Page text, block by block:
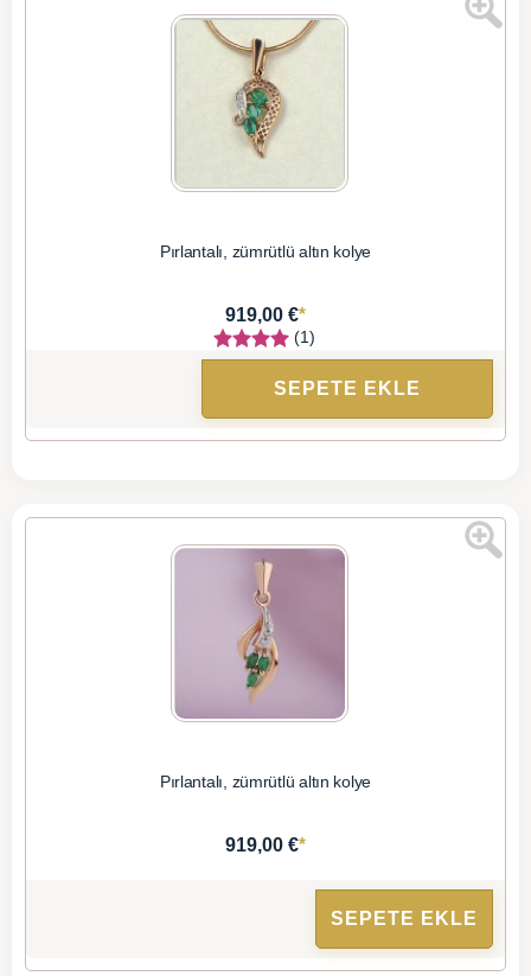
Pırlantalı, zümrütlü altın kolye
919,00 €*
(1)
SEPETE EKLE
Pırlantalı, zümrütlü altın kolye
919,00 €*
SEPETE EKLE